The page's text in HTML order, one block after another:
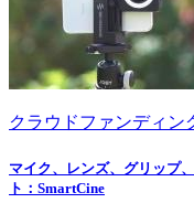
クラウドファンディン
マイク、レンズ、グリップ
ト：SmartCine